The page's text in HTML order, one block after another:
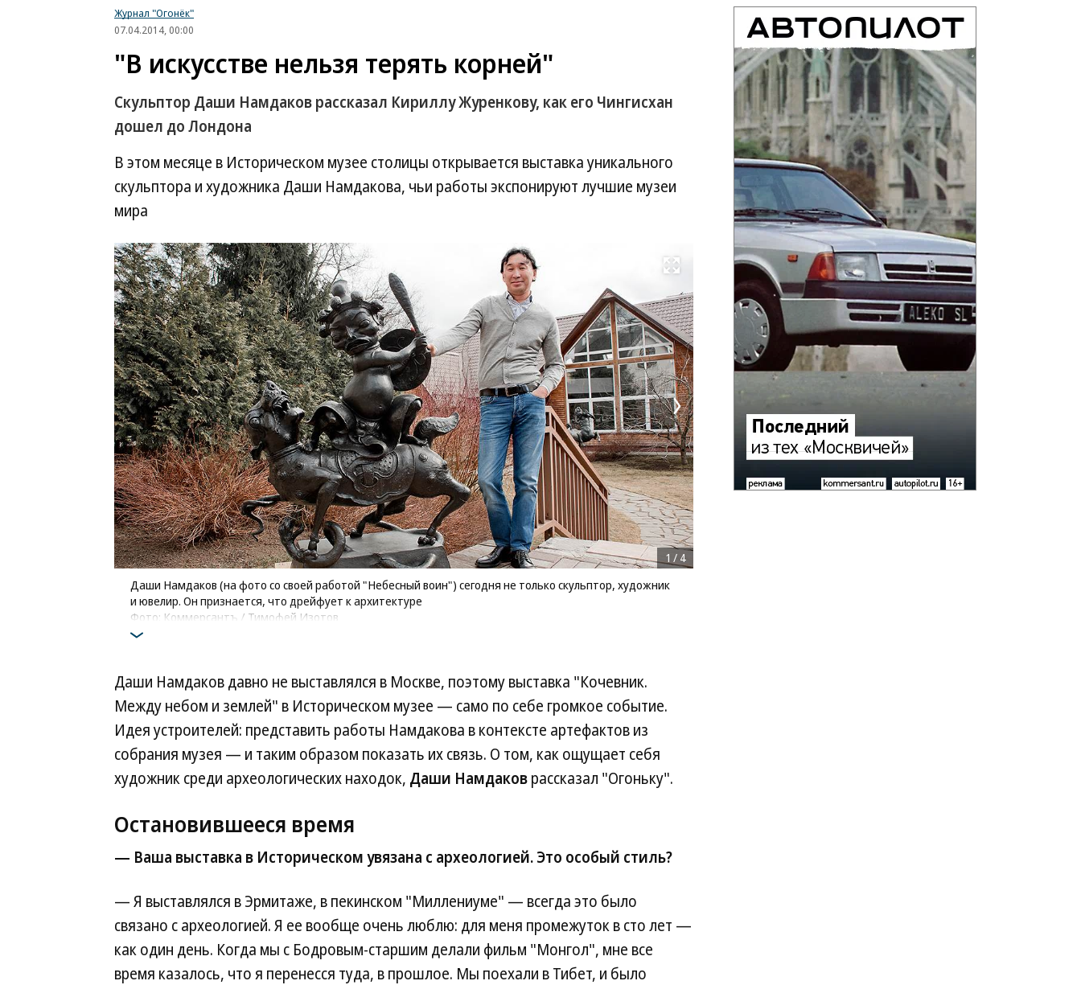
Журнал "Огонёк"
07.04.2014, 00:00
"В искусстве нельзя терять корней"
Скульптор Даши Намдаков рассказал Кириллу Журенкову, как его Чингисхан
дошел до Лондона
В этом месяце в Историческом музее столицы открывается выставка уникального
скульптора и художника Даши Намдакова, чьи работы экспонируют лучшие музеи
мира
Развернуть на весь экран
Даши Намдаков (на фото со своей работой "Небесный воин") сегодня не только скульптор, художник
и ювелир. Он признается, что дрейфует к архитектуре
Фото: Коммерсантъ / Тимофей Изотов
1 / 4
Даши Намдаков давно не выставлялся в Москве, поэтому выставка "Кочевник.
Между небом и землей" в Историческом музее — само по себе громкое событие.
Идея устроителей: представить работы Намдакова в контексте артефактов из
собрания музея — и таким образом показать их связь. О том, как ощущает себя
художник среди археологических находок, Даши Намдаковрассказал "Огоньку".
Остановившееся время
— Ваша выставка в Историческом увязана с археологией. Это особый стиль?
— Я выставлялся в Эрмитаже, в пекинском "Миллениуме" — всегда это было
связано с археологией. Я ее вообще очень люблю: для меня промежуток в сто лет —
как один день. Когда мы с Бодровым-старшим делали фильм "Монгол", мне все
время казалось, что я перенесся туда, в прошлое. Мы поехали в Тибет, и было